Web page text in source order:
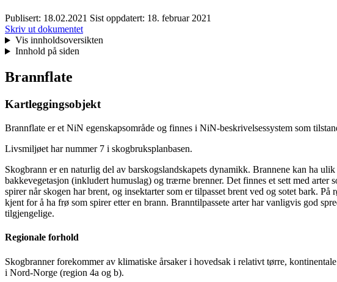
Publisert: 18.02.2021 Sist oppdatert: 18. februar 2021
Skriv ut dokumentet
Vis innholdsoversikten
Innhold på siden
Brannflate
Kartleggingsobjekt
Brannflate er et NiN egenskapsområde og finnes i NiN-beskrivelsessystem som
Livsmiljøet har nummer 7 i skogbruksplanbasen.
Skogbrann er en naturlig del av barskogslandskapets dynamikk. Brannene kan ha
bakkevegetasjon (inkludert humuslag) og trærne brenner. Det finnes et sett med
spirer når skogen har brent, og insektarter som er tilpasset brent ved og sotet bark.
kjent for å ha frø som spirer etter en brann. Branntilpassete arter har vanligvis god
tilgjengelige.
Regionale forhold
Skogbranner forekommer av klimatiske årsaker i hovedsak i relativt tørre,
i Nord-Norge (region 4a og b).